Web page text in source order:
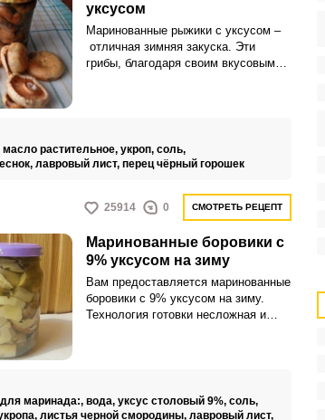
уксусом
Маринованные рыжики с уксусом –
отличная зимняя закуска. Эти
грибы, благодаря своим вкусовым
масло растительное, укроп, соль,
лавровый лист, перец чёрный горошек
25914 0 СМОТРЕТЬ РЕЦЕПТ
Маринованные боровики с
9% уксусом на зиму
Вам предоставляется маринованные
боровики с 9% уксусом на зиму.
Технология готовки несложная и
для маринада:, вода, уксус столовый 9%, соль,
листья черной смородины, лавровый лист,